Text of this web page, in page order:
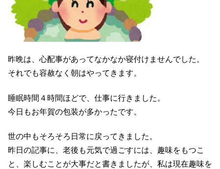
昨晩は、心配事があってなかなか寝付けませんでした。
それでも容赦なく朝はやってきます。
睡眠時間４時間ほどで、仕事に行きました。
今日もお年賀の包装が多かったです。
世の中もそろそろ日常に戻ってきました。
昨日の記事に、老後も元気で過ごすには、趣味をもつこ
と、楽しむことが大事だと書きましたが、私は現在趣味を